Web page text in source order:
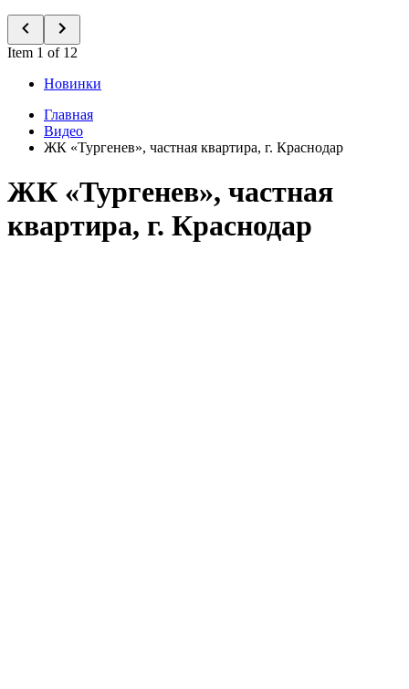
Item 1 of 12
Новинки
Главная
Видео
ЖК «Тургенев», частная квартира, г. Краснодар
ЖК «Тургенев», частная
квартира, г. Краснодар